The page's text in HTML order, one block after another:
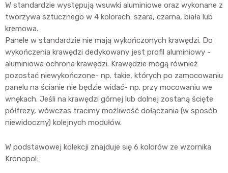
W standardzie występują wsuwki aluminiowe oraz wykonane z
tworzywa sztucznego w 4 kolorach: szara, czarna, biała lub
kremowa.
Panele w standardzie nie mają wykończonych krawędzi. Do
wykończenia krawędzi dedykowany jest profil aluminiowy -
aluminiowa ochrona krawędzi. Krawędzie mogą również
pozostać niewykończone- np. takie, których po zamocowaniu
panelu na ścianie nie będzie widać- np. przy mocowaniu we
wnękach. Jeśli na krawędzi górnej lub dolnej zostaną ścięte
półfrezy, wówczas tracimy możliwość dołączania (w sposób
niewidoczny) kolejnych modułów.
W podstawowej kolekcji znajduje się 6 kolorów ze wzornika
Kronopol: